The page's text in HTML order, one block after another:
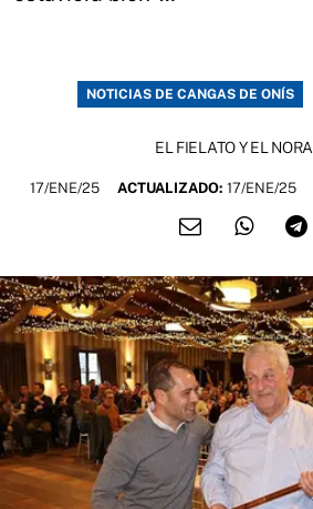
NOTICIAS DE CANGAS DE ONÍS
EL FIELATO Y EL NORA
17/ENE/25 ACTUALIZADO: 17/ENE/25